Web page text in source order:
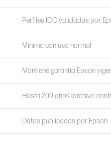
Perfiles ICC validados por
Mínimo con uso normal
Mantiene garantía Epson
Hasta 200 años (archivo
Datos publicados por Epson